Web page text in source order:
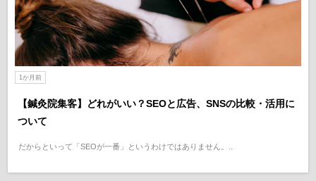
1か月前
【鍼灸院集客】どれがいい？SEOと広告、SNSの比較・活用に
ついて
だからといって「SEOが一番」というわけではありません。..